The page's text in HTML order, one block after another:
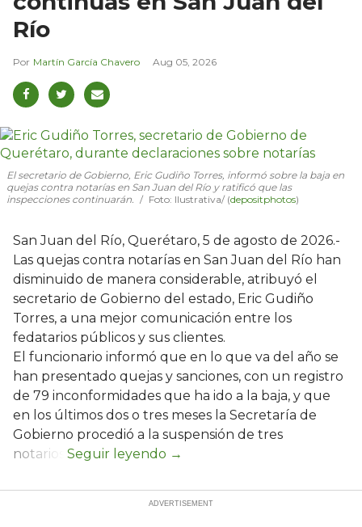
Río
Martín García Chavero Aug 05, 2026
El secretario de Gobierno, Eric Gudiño Torres, informó sobre la baja en
quejas contra notarías en San Juan del Río y ratificó que las
inspecciones continuarán.
Foto: Ilustrativa/ (depositphotos)
San Juan del Río, Querétaro, 5 de agosto de 2026.-
Las quejas contra notarías en San Juan del Río han
disminuido de manera considerable, atribuyó el
secretario de Gobierno del estado, Eric Gudiño
Torres, a una mejor comunicación entre los
fedatarios públicos y sus clientes.
El funcionario informó que en lo que va del año se
han presentado quejas y sanciones, con un registro
de 79 inconformidades que ha ido a la baja, y que
en los últimos dos o tres meses la Secretaría de
Gobierno procedió a la suspensión de tres
notarios.